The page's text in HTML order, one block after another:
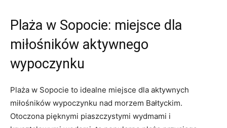
Plaża w Sopocie: miejsce dla
miłośników aktywnego
wypoczynku
Plaża w Sopocie to idealne miejsce dla aktywnych
miłośników wypoczynku nad morzem Bałtyckim.
Otoczona pięknymi piaszczystymi wydmami i